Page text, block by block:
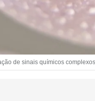
de sinais químicos